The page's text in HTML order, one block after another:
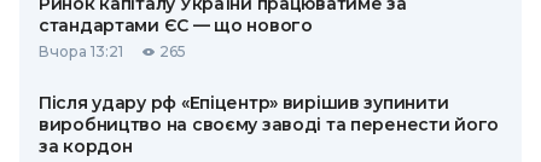
стандартами ЄС — що нового
Вчора 13:21 265
Після удару рф «Епіцентр» вирішив зупинити
виробництво на своєму заводі та перенести його
за кордон